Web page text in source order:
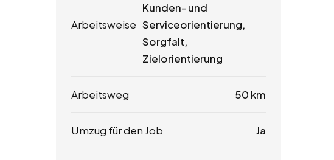
Arbeitsweise
Kunden- und
Serviceorientierung,
Sorgfalt,
Zielorientierung
Arbeitsweg 50 km
Umzug für den Job Ja